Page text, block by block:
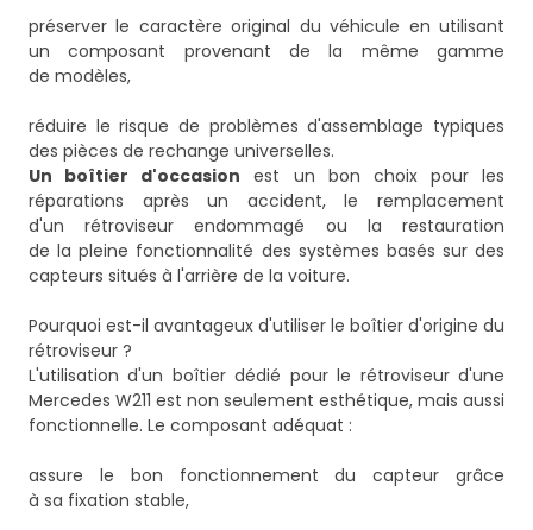
préserver le caractère original du véhicule en utilisant
un composant provenant de la même gamme
de modèles,
réduire le risque de problèmes d'assemblage typiques
Un boîtier d'occasion est un bon choix pour les
réparations après un accident, le remplacement
d'un rétroviseur endommagé ou la restauration
de la pleine fonctionnalité des systèmes basés sur des
capteurs situés à l'arrière de la voiture.
Pourquoi est-il avantageux d'utiliser le boîtier d'origine du
rétroviseur ?
L'utilisation d'un boîtier dédié pour le rétroviseur d'une
Mercedes W211 est non seulement esthétique, mais aussi
fonctionnelle. Le composant adéquat :
assure le bon fonctionnement du capteur grâce
à sa fixation stable,